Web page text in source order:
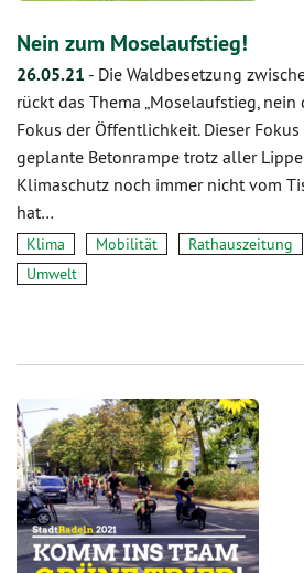
Nein zum Moselaufstieg!
26.05.21 - Die Waldbesetzung
rückt das Thema „Moselaufstieg, nein
Fokus der Öffentlichkeit. Dieser
geplante Betonrampe trotz aller
Klimaschutz noch immer nicht vom
hat…
Klima Mobilität Rathauszeitung
Umwelt